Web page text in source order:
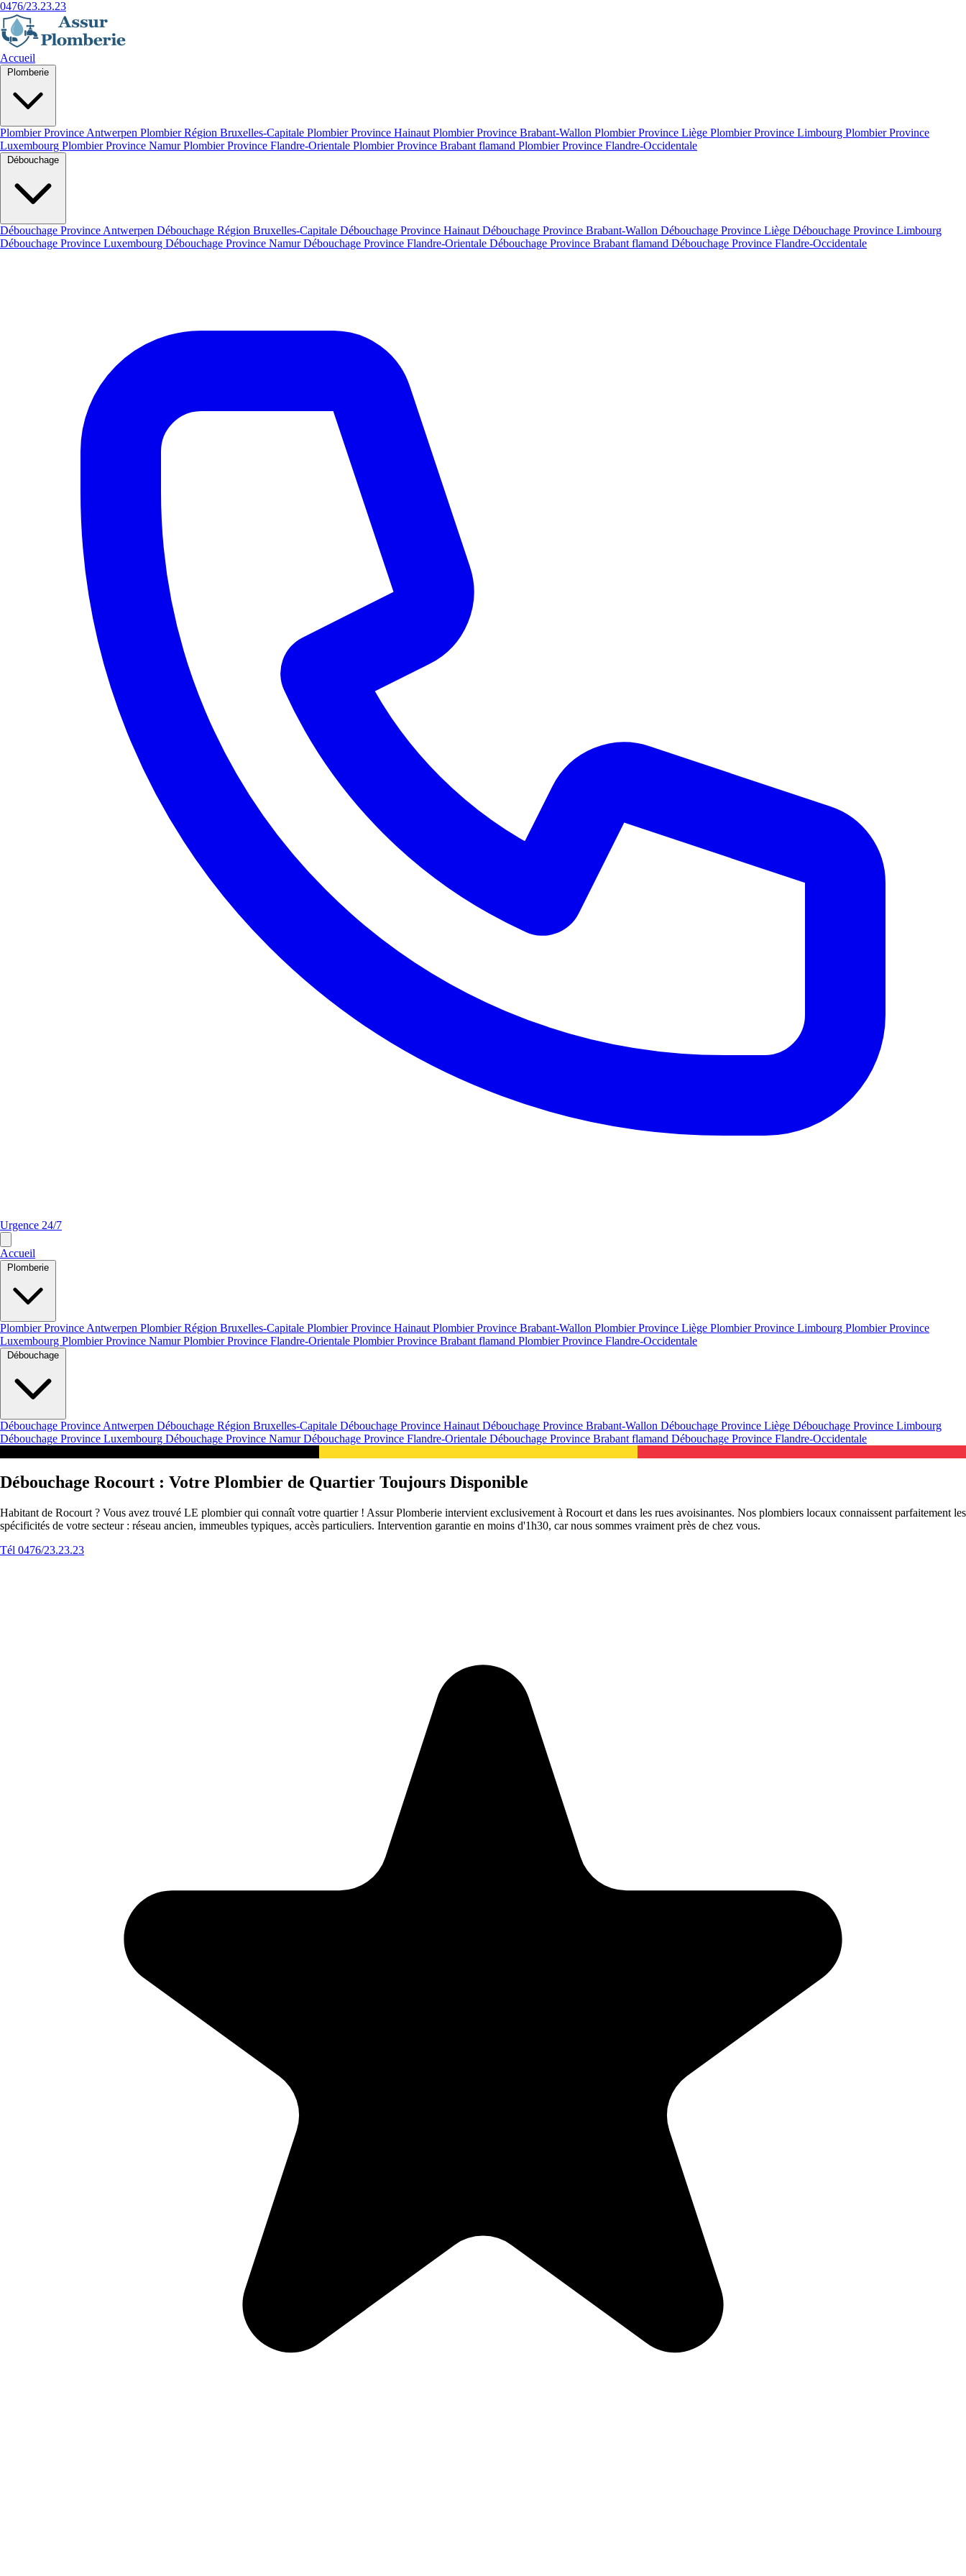
0476/23.23.23
Accueil
Plombier Province Antwerpen Plombier Région Bruxelles-Capitale Plombier Province Hainaut Plombier Province Brabant-Wallon Plombier Province Liège Plombier Province Limbourg Plombier Province
Luxembourg Plombier Province NamurPlombier Province Flandre-Orientale Plombier Province Brabant flamand Plombier Province Flandre-Occidentale
Débouchage Province Antwerpen Débouchage Région Bruxelles-Capitale Débouchage Province Hainaut Débouchage Province Brabant-Wallon Débouchage Province Liège Débouchage Province Limbourg
Débouchage Province Luxembourg Débouchage Province NamurDébouchage Province Flandre-Orientale Débouchage Province Brabant flamand Débouchage Province Flandre-Occidentale
Urgence 24/7
Accueil
Plombier Province Antwerpen Plombier Région Bruxelles-Capitale Plombier Province Hainaut Plombier Province Brabant-Wallon Plombier Province Liège Plombier Province Limbourg Plombier Province
Luxembourg Plombier Province NamurPlombier Province Flandre-Orientale Plombier Province Brabant flamand Plombier Province Flandre-Occidentale
Débouchage Province Antwerpen Débouchage Région Bruxelles-Capitale Débouchage Province Hainaut Débouchage Province Brabant-Wallon Débouchage Province Liège Débouchage Province Limbourg
Débouchage Province Luxembourg Débouchage Province NamurDébouchage Province Flandre-Orientale Débouchage Province Brabant flamand Débouchage Province Flandre-Occidentale
Débouchage Rocourt : Votre Plombier de Quartier Toujours Disponible
Habitant de Rocourt ? Vous avez trouvé LE plombier qui connaît votre quartier ! Assur Plomberie intervient exclusivement à Rocourt et dans les rues avoisinantes. Nos plombiers locaux connaissent parfaitement les
spécificités de votre secteur : réseau ancien, immeubles typiques, accès particuliers. Intervention garantie en moins d'1h30, car nous sommes vraiment près de chez vous.
Tél 0476/23.23.23